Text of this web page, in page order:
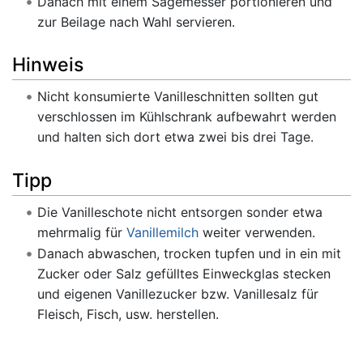
zur Beilage nach Wahl servieren.
Hinweis
Nicht konsumierte Vanilleschnitten sollten gut
verschlossen im Kühlschrank aufbewahrt werden
und halten sich dort etwa zwei bis drei Tage.
Tipp
Die Vanilleschote nicht entsorgen sonder etwa
mehrmalig für Vanillemilchweiter verwenden.
Danach abwaschen, trocken tupfen und in ein mit
Zucker oder Salz gefülltes Einweckglas stecken
und eigenen Vanillezucker bzw. Vanillesalz für
Fleisch, Fisch, usw. herstellen.